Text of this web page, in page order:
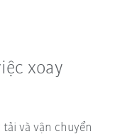
xoay
và vận chuyển